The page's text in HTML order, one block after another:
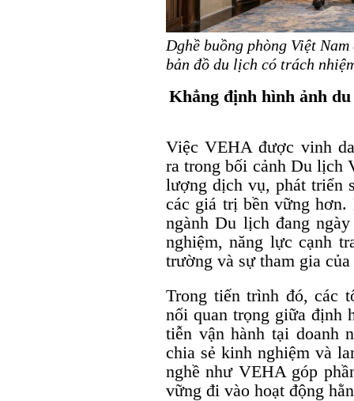
Dghề buồng phòng Việt
bản đồ du lịch có trách
Khẳng định hình ảnh
Việc VEHA được vinh
ra trong bối cảnh Du lịch
lượng dịch vụ, phát triển
các giá trị bền vững
ngành Du lịch đang
nghiệm, năng lực cạnh
trường và sự tham gia
Trong tiến trình đó, các
nối quan trọng giữa định
tiễn vận hành tại doanh
chia sẻ kinh nghiệm và
nghề như VEHA góp
vững đi vào hoạt động